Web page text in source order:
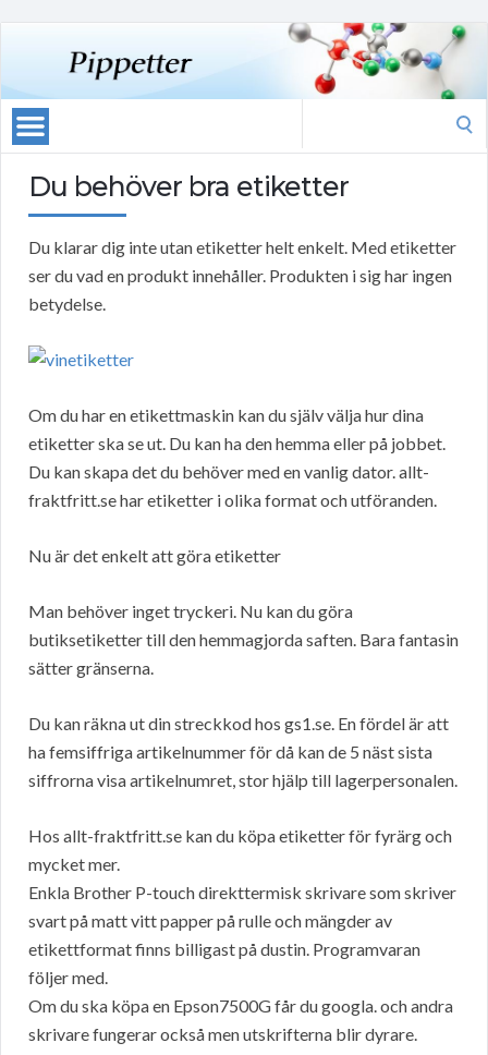
Du behöver bra etiketter
Du klarar dig inte utan etiketter helt enkelt. Med etiketter
ser du vad en produkt innehåller. Produkten i sig har ingen
betydelse.
Om du har en etikettmaskin kan du själv välja hur dina
etiketter ska se ut. Du kan ha den hemma eller på jobbet.
Du kan skapa det du behöver med en vanlig dator. allt-
fraktfritt.se har etiketter i olika format och utföranden.
Nu är det enkelt att göra etiketter
Man behöver inget tryckeri. Nu kan du göra
butiksetiketter till den hemmagjorda saften. Bara fantasin
sätter gränserna.
Du kan räkna ut din streckkod hos gs1.se. En fördel är att
ha femsiffriga artikelnummer för då kan de 5 näst sista
siffrorna visa artikelnumret, stor hjälp till lagerpersonalen.
Hos allt-fraktfritt.se kan du köpa etiketter för fyrärg och
mycket mer.
Enkla Brother P-touch direkttermisk skrivare som skriver
svart på matt vitt papper på rulle och mängder av
etikettformat finns billigast på dustin. Programvaran
följer med.
Om du ska köpa en Epson7500G får du googla. och andra
skrivare fungerar också men utskrifterna blir dyrare.